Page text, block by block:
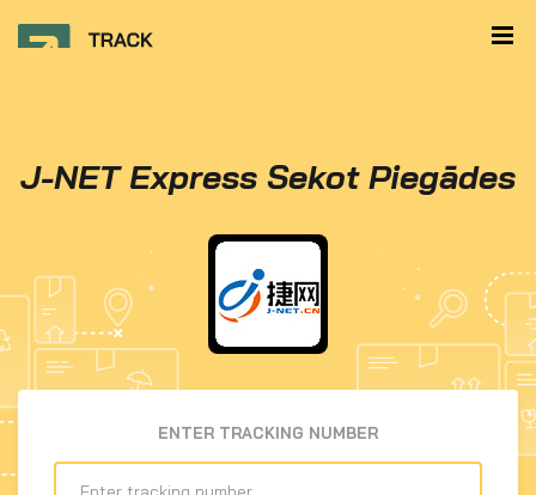
J-NET Express Sekot Piegādes
ENTER TRACKING NUMBER